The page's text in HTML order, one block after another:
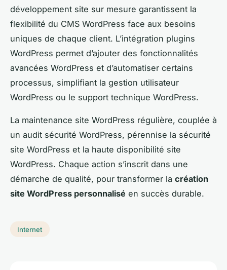
développement site sur mesure garantissent la
flexibilité du CMS WordPress face aux besoins
uniques de chaque client. L’intégration plugins
WordPress permet d’ajouter des fonctionnalités
avancées WordPress et d’automatiser certains
processus, simplifiant la gestion utilisateur
WordPress ou le support technique WordPress.
La maintenance site WordPress régulière, couplée à
un audit sécurité WordPress, pérennise la sécurité
site WordPress et la haute disponibilité site
WordPress. Chaque action s’inscrit dans une
démarche de qualité, pour transformer la création
site WordPress personnalisé en succès durable.
Internet